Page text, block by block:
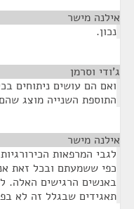
אילנה מישר
נכון.
ג'ודי וסרמן
ואם הם עושים ניתוחים
התוספת השנייה מוצג
אילנה מישר
לגבי המרפאות
כפי ששמעתם ובכל זאת
באנשים הרגישים האלה.
תאגידים שבגלל זה לא